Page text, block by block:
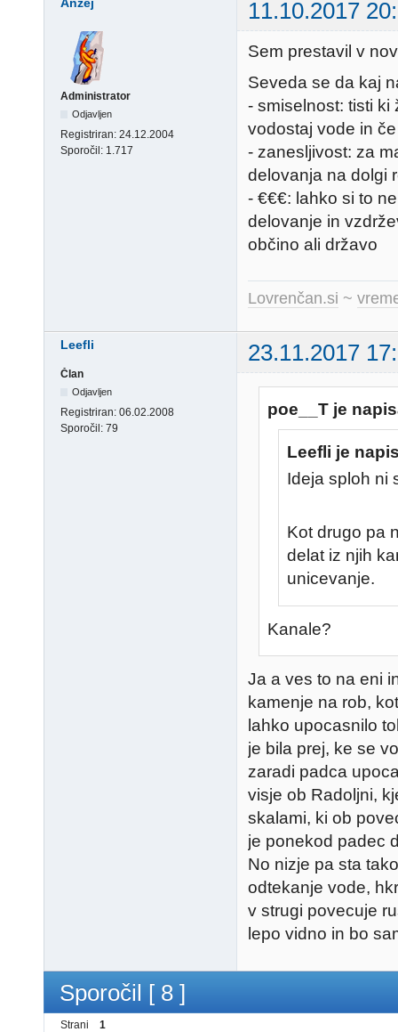
11.10.2017
Administrator
Odjavljen
Registriran: 24.12.2004
Sporočil: 1.717
Sem prestavil v
Seveda se da kaj
- smiselnost: tisti
vodostaj vode in
- zanesljivost: za
delovanja na dolgi
- €€€: lahko si to
delovanje in
občino ali državo
Lovrenčan.si ~
Leefli 23.11.2017
Član
Odjavljen
Registriran: 06.02.2008
Sporočil: 79
poe__T je
Leefli je
Ideja sploh ni
Kot drugo pa
delat iz njih
unicevanje.
Kanale?
Ja a ves to na eni
kamenje na rob,
lahko upocasnilo
je bila prej, ke se
zaradi padca
visje ob Radoljni,
skalami, ki ob
je ponekod padec
No nizje pa sta
odtekanje vode,
v strugi povecuje
lepo vidno in bo
Sporočil [ 8 ]
Strani 1